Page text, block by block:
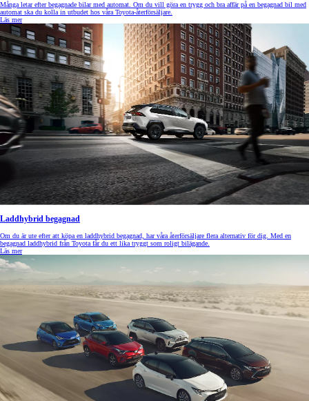
Många letar efter begagnade bilar med automat. Om du vill göra en trygg och bra affär på en begagnad bil med
automat ska du kolla in utbudet hos våra Toyota-återförsäljare.
Läs mer
Laddhybrid begagnad
Om du är ute efter att köpa en laddhybrid begagnad, har våra återförsäljare flera alternativ för dig. Med en
begagnad laddhybrid från Toyota får du ett lika tryggt som roligt bilägande.
Läs mer